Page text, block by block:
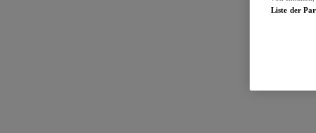
Liste der